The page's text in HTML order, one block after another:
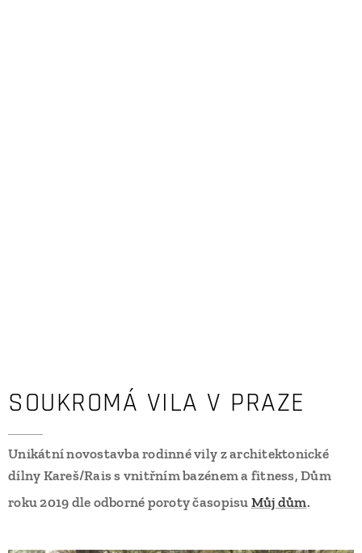
SOUKROMÁ VILA V PRAZE
Unikátní novostavba rodinné vily z architektonické
dílny Kareš/Rais s vnitřním bazénem a fitness, Dům
roku 2019 dle odborné poroty časopisu Můj dům.